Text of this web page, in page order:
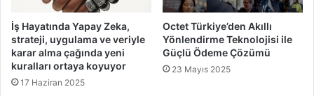
İş Hayatında Yapay Zeka,
strateji, uygulama ve veriyle
karar alma çağında yeni
kuralları ortaya koyuyor
17 Haziran 2025
Octet Türkiye’den Akıllı
Yönlendirme Teknolojisi ile
Güçlü Ödeme Çözümü
23 Mayıs 2025